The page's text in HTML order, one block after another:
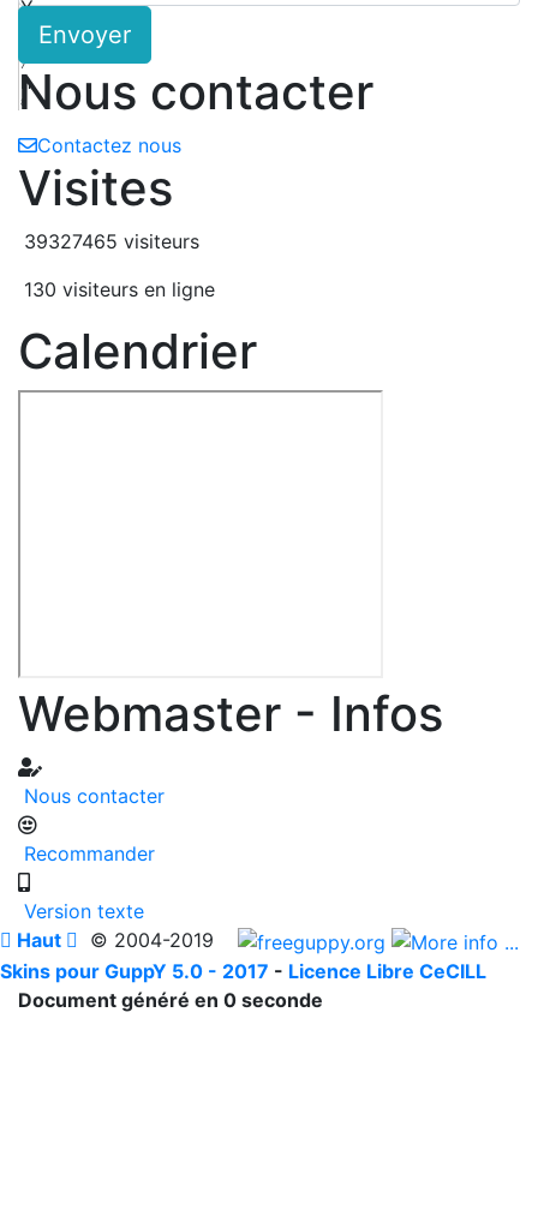
Y
7
h
8
Envoyer
Nous contacter
Contactez nous
Visites
39327465 visiteurs
130 visiteurs en ligne
Calendrier
Webmaster - Infos
Nous contacter
Recommander
Version texte
 Haut  © 2004-2019
Skins pour GuppY 5.0 - 2017 - Licence Libre CeCILL
Document généré en 0 seconde